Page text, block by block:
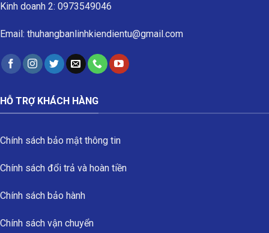
Kinh doanh 2: 0973549046
Email: thuhangbanlinhkiendientu@gmail.com
HỖ TRỢ KHÁCH HÀNG
Chính sách bảo mật thông tin
Chính sách đổi trả và hoàn tiền
Chính sách bảo hành
Chính sách vận chuyển